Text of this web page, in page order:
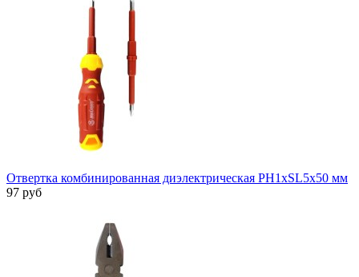
Отвертка комбинированная диэлектрическая PH1xSL5x50 мм
97 руб